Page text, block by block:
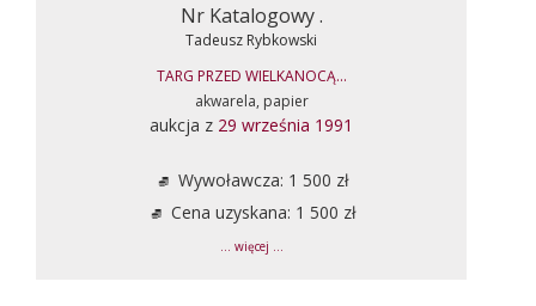
Nr Katalogowy .
Tadeusz Rybkowski
TARG PRZED WIELKANOCĄ...
akwarela, papier
aukcja z 29 września 1991
Wywoławcza: 1 500 zł
Cena uzyskana: 1 500 zł
... więcej ...